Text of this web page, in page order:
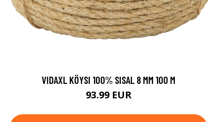
VIDAXL KÖYSI 100% SISAL 8 MM 100 M
93.99 EUR